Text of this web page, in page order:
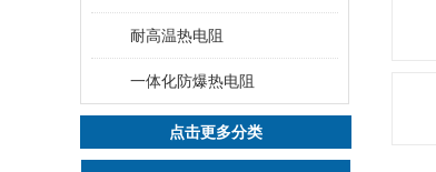
耐高温热电阻
一体化防爆热电阻
点击更多分类